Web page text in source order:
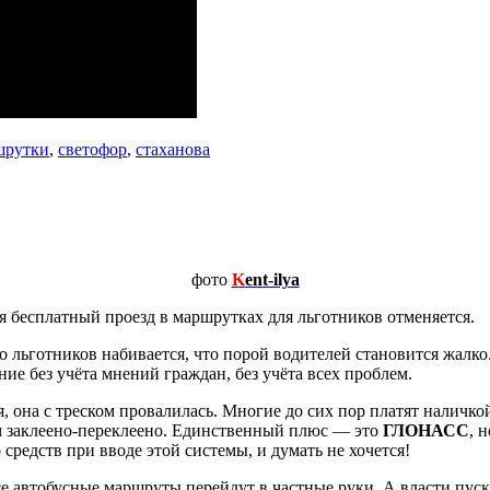
, светофор, стаханова
фото Kent-ilya
проезд в маршрутках для льготников отменяется.
набивается, что порой водителей становится
без учёта мнений граждан, без учёта всех проблем.
она с треском провалилась. Многие до сих пор платят
заклеено-переклеено. Единственный плюс — это ГЛОНАСС,
при вводе этой системы, и думать не хочется!